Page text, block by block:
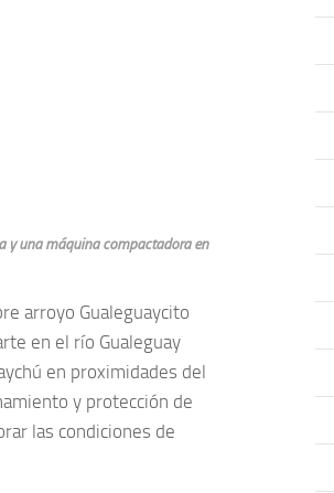
y una máquina compactadora en
arroyo Gualeguaycito
en el río Gualeguay
en proximidades del
y protección de
las condiciones de